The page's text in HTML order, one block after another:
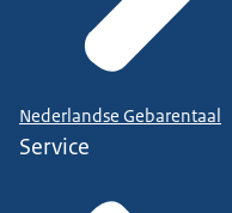
Nederlandse Gebarentaal
Service